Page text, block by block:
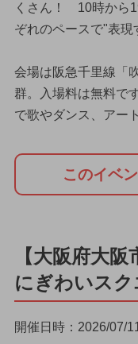
くさん！ 10時から
ぞれのペースで"表現
会場は阪急千里線「
群。入場料は無料で
で歌やダンス、アー
このイベ
【大阪府大
にぎわいスク
開催日時：2026/07/